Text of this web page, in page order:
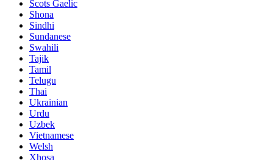
Scots Gaelic
Shona
Sindhi
Sundanese
Swahili
Tajik
Tamil
Telugu
Thai
Ukrainian
Urdu
Uzbek
Vietnamese
Welsh
Xhosa